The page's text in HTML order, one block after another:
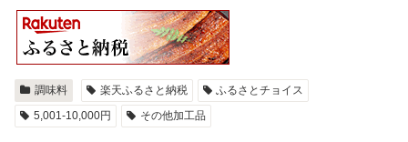
調味料 楽天ふるさと納税
ふるさとチョイス
5,001-10,000円
その他加工品